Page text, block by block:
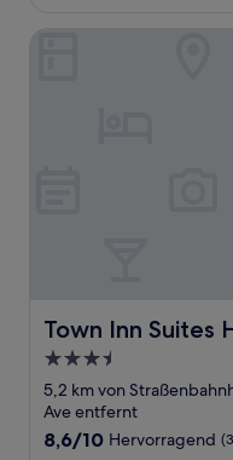
Town Inn Suites
Town Inn Suites Hotel
3.5-
Sterne-
Unterkunft
5,2 km von
Ave entfernt
8.6
8,6/10 Hervorragend